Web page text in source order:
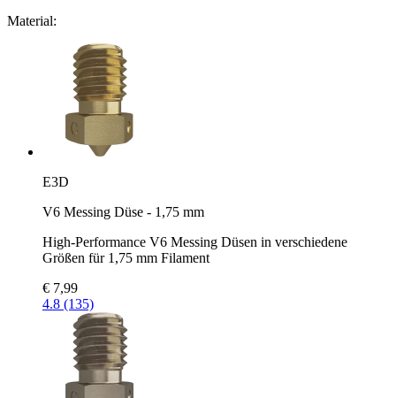
Material:
E3D
V6 Messing Düse - 1,75 mm
High-Performance V6 Messing Düsen in verschiedene
Größen für 1,75 mm Filament
€ 7,99
4.8 (135)